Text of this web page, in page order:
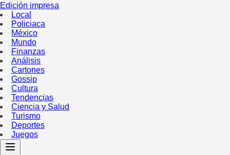
Edición impresa
Local
Policiaca
México
Mundo
Finanzas
Análisis
Cartones
Gossip
Cultura
Tendencias
Ciencia y Salud
Turismo
Deportes
Juegos